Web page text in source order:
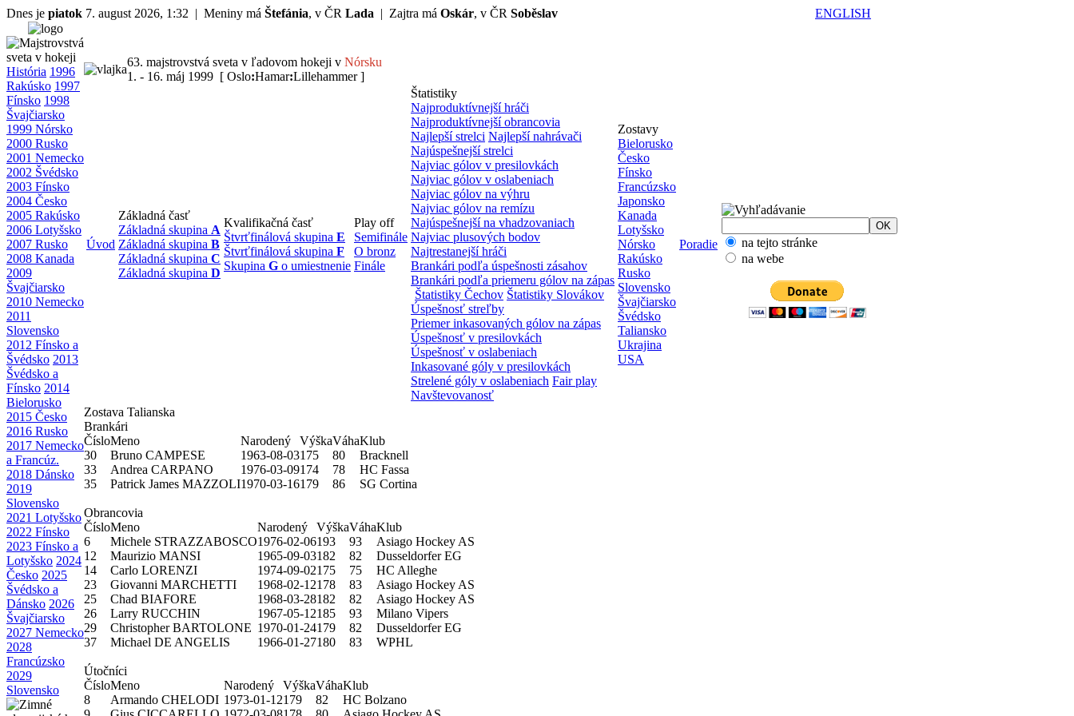
Dnes je piatok 7. august 2026, 1:32 | Meniny má Štefánia, v ČR Lada | Zajtra má Oskár, v ČR Soběslav ENGLISH
História 1996
Rakúsko 1997
Fínsko 1998
Švajčiarsko
1999 Nórsko
2000 Rusko
2001 Nemecko
2002 Švédsko
2003 Fínsko
2004 Česko
2005 Rakúsko
2006 Lotyšsko
2007 Rusko
2008 Kanada
2009
Švajčiarsko
2010 Nemecko
2011
Slovensko
2012 Fínsko a
Švédsko 2013
Švédsko a
Fínsko 2014
Bielorusko
2015 Česko
2016 Rusko
2017 Nemecko
a Francúz.
2018 Dánsko
2019
Slovensko
2021 Lotyšsko
2022 Fínsko
2023 Fínsko a
Lotyšsko 2024
Česko 2025
Švédsko a
Dánsko 2026
Švajčiarsko
2027 Nemecko
2028
Francúzsko
2029
Slovensko
63. majstrovstvá sveta v ľadovom hokeji v Nórsku
1. - 16. máj 1999 [ Oslo:Hamar:Lillehammer ]
Úvod
Základná časť
Základná skupina A
Základná skupina B
Základná skupina C
Základná skupina D
Kvalifikačná časť
Štvrťfinálová skupina E
Štvrťfinálová skupina F
Skupina G o umiestnenie
Play off
Semifinále
O bronz
Finále
Štatistiky
Najproduktívnejší hráči
Najproduktívnejší obrancovia
Najlepší strelci Najlepší nahrávači
Najúspešnejší strelci
Najviac gólov v presilovkách
Najviac gólov v oslabeniach
Najviac gólov na výhru
Najviac gólov na remízu
Najúspešnejší na vhadzovaniach
Najviac plusových bodov
Najtrestanejší hráči
Brankári podľa úspešnosti zásahov
Brankári podľa priemeru gólov na zápas
Štatistiky Čechov Štatistiky Slovákov
Úspešnosť streľby
Priemer inkasovaných gólov na zápas
Úspešnosť v presilovkách
Úspešnosť v oslabeniach
Inkasované góly v presilovkách
Strelené góly v oslabeniach Fair play
Navštevovanosť
Zostavy
Bielorusko
Česko
Fínsko
Francúzsko
Japonsko
Kanada
Lotyšsko
Nórsko
Rakúsko
Rusko
Slovensko
Švajčiarsko
Švédsko
Taliansko
Ukrajina
USA
Poradie
Zostava Talianska
Brankári
ČísloMeno Narodený VýškaVáhaKlub
30
Bruno CAMPESE 1963-08-03175 80
Bracknell
33
Andrea CARPANO 1976-03-09174 78
HC Fassa
35
Patrick James MAZZOLI1970-03-16179 86 SG Cortina
Obrancovia
ČísloMeno Narodený VýškaVáhaKlub
6
Michele STRAZZABOSCO1976-02-06193 93
Asiago Hockey AS
12
Maurizio MANSI 1965-09-03182 82
Dusseldorfer EG
14
Carlo LORENZI 1974-09-02175 75
HC Alleghe
23
Giovanni MARCHETTI 1968-02-12178 83
Asiago Hockey AS
25
Chad BIAFORE 1968-03-28182 82
Asiago Hockey AS
26
Larry RUCCHIN 1967-05-12185 93
Milano Vipers
29
Christopher BARTOLONE 1970-01-24179 82
Dusseldorfer EG
37
Michael DE ANGELIS 1966-01-27180 83 WPHL
Útočníci
ČísloMeno Narodený VýškaVáhaKlub
8
Armando CHELODI 1973-01-12179 82
HC Bolzano
na tejto stránke
na webe